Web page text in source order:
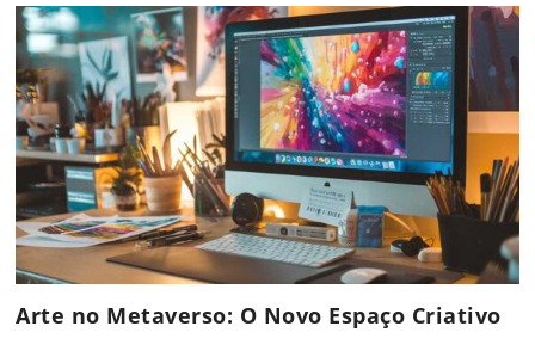
Skip to content
Arte no Metaverso: O Novo Espaço Criativo